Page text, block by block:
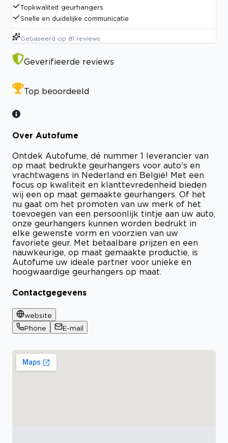
Topkwaliteit geurhangers
Snelle en duidelijke communicatie
Gebaseerd op 81 reviews
Geverifieerde reviews
Top beoordeeld
Over Autofume
Ontdek Autofume, dé nummer 1 leverancier van
op maat bedrukte geurhangers voor auto's en
vrachtwagens in Nederland en België! Met een
focus op kwaliteit en klanttevredenheid bieden
wij een op maat gemaakte geurhangers. Of het
nu gaat om het promoten van uw merk of het
toevoegen van een persoonlijk tintje aan uw auto,
onze geurhangers kunnen worden bedrukt in
elke gewenste vorm en voorzien van uw
favoriete geur. Met betaalbare prijzen en een
nauwkeurige, op maat gemaakte productie, is
Autofume uw ideale partner voor unieke en
hoogwaardige geurhangers op maat.
Contactgegevens
website
Phone
E-mail